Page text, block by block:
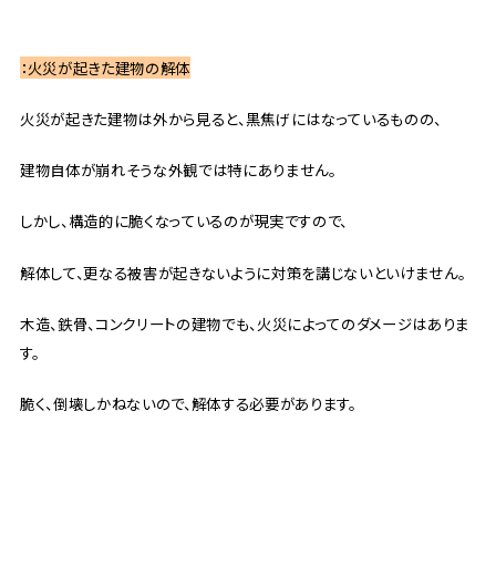
：火災が起きた建物の解体
火災が起きた建物は外から見ると、黒焦げにはなっているものの、
建物自体が崩れそうな外観では特にありません。
しかし、構造的に脆くなっているのが現実ですので、
解体して、更なる被害が起きないように対策を講じないといけません。
木造、鉄骨、コンクリートの建物でも、火災によってのダメージはありま
す。
脆く、倒壊しかねないので、解体する必要があります。